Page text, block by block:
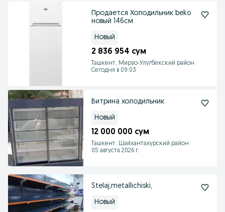
Продается Холодильник beko
новый 146см
Новый
2 836 954 сум
Ташкент, Мирзо-Улугбекский район
Сегодня в 09:03
Витрина холодильник
Новый
12 000 000 сум
Ташкент, Шайхантахурский район
05 августа 2026 г.
Stelaj,metallichiski,
Новый